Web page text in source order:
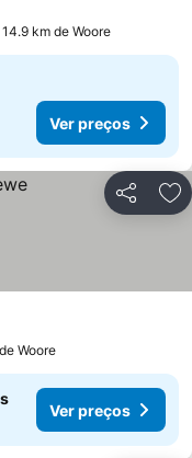
km de Woore
Ver preços
Partilhar
Woore
Ver preços